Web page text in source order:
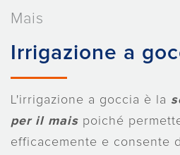
Mais
Irrigazione a
L'irrigazione a goccia è la
per il mais poiché
efficacemente e consente